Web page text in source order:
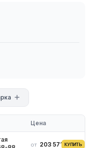
— проволока из
после закалки.
углеродистые
Р18, Р9, Р12. Прокат
обработки) или по
Цена
от 203 571 ₽КУПИТЬ